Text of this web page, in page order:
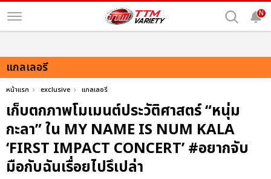
N
แกลเลอรี
หน้าแรก exclusive แกลเลอรี
เก็บตกภาพโมเมนต์ประวัติศาสตร์ “หนุ่ม
กะลา” ใน MY NAME IS NUM KALA
‘FIRST IMPACT CONCERT’ #อยากจับ
มือกับฉันเรื่อยไปรึเปล่า